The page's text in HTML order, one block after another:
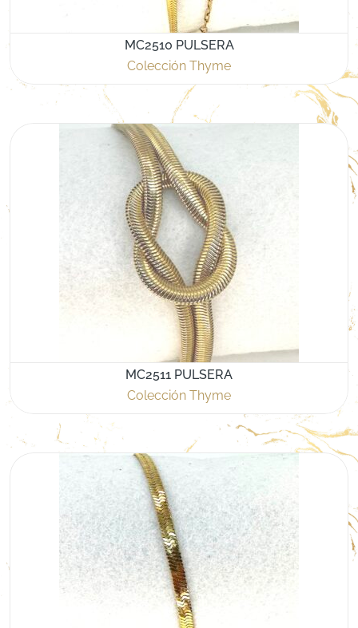
MC2510 PULSERA
Colección Thyme
MC2511 PULSERA
Colección Thyme